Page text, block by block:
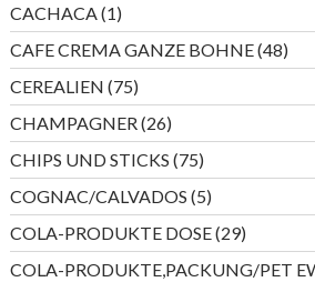
CACHACA 11
Produkt
CAFE CREMA GANZE BOHNE 4848
CEREALIEN 7575
Produkte
CHAMPAGNER 2626
Produkte
CHIPS UND STICKS 7575
Produkte
COGNAC/CALVADOS 55
Produkte
COLA-PRODUKTE DOSE 2929
Produkte
COLA-PRODUKTE,PACKUNG/PET